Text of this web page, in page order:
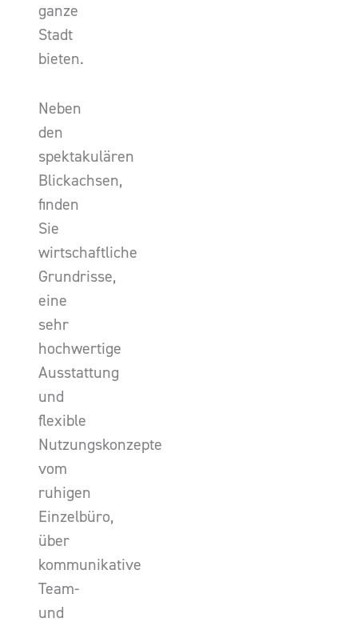
ganze
Stadt
bieten.
Neben
den
spektakulären
Blickachsen,
finden
Sie
wirtschaftliche
Grundrisse,
eine
sehr
hochwertige
Ausstattung
und
flexible
Nutzungskonzepte
vom
ruhigen
Einzelbüro,
über
kommunikative
Team-
und